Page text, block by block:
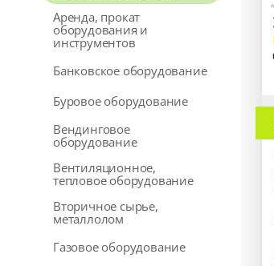
Аренда, прокат
оборудования и
инструментов
Банковское оборудование
Буровое оборудование
Вендинговое
оборудование
Вентиляционное,
тепловое оборудование
Вторичное сырье,
металлолом
Газовое оборудование